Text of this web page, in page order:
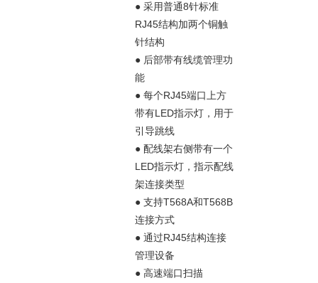
● 采用普通8针标准
RJ45结构加两个铜触
针结构
● 后部带有线缆管理功
能
● 每个RJ45端口上方
带有LED指示灯，用于
引导跳线
● 配线架右侧带有一个
LED指示灯，指示配线
架连接类型
● 支持T568A和T568B
连接方式
● 通过RJ45结构连接
管理设备
● 高速端口扫描